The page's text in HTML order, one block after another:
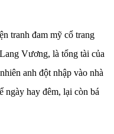
tranh đam mỹ cổ trang
Vương, là tổng tài của
anh đột nhập vào nhà
ngày hay đêm, lại còn bá